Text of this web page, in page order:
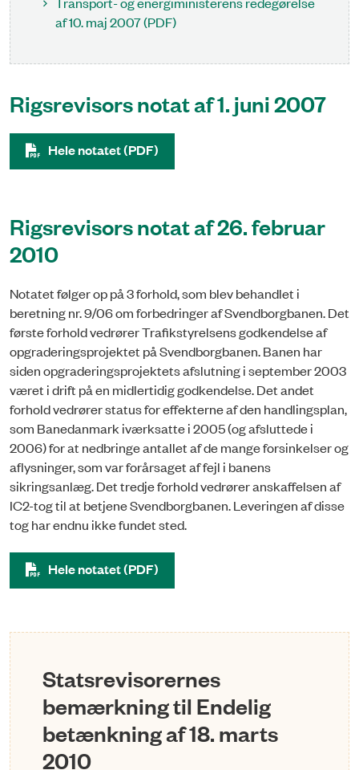
af 10. maj 2007 (PDF)
Rigsrevisors notat af 1. juni 2007
Hele notatet (PDF)
Rigsrevisors notat af 26. februar
2010
Notatet følger op på 3 forhold, som blev behandlet i
beretning nr. 9/06 om forbedringer af Svendborg­banen. Det
første forhold vedrører Trafikstyrelsens godkendelse af
opgraderingsprojektet på Svend­borgbanen. Banen har
siden opgraderingsprojektets afslutning i september 2003
været i drift på en mid­lertidig godkendelse. Det andet
forhold vedrører status for effekterne af den handlingsplan,
som Banedanmark iværksatte i 2005 (og afsluttede i
2006) for at nedbringe antallet af de mange forsin­kel­ser og
af­lysninger, som var forårsaget af fejl i banens
sikringsanlæg. Det tredje forhold vedrører an­skaffelsen af
IC2-tog til at betjene Svendborgbanen. Leveringen af disse
tog har endnu ikke fun­det sted.
Hele notatet (PDF)
Statsrevisorernes
bemærkning til Endelig
betænkning af 18. marts
2010